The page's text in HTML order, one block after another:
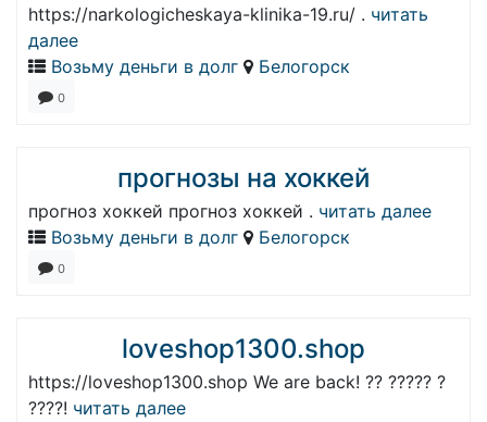
https://narkologicheskaya-klinika-19.ru/ . читать
далее
Возьму деньги в долг
Белогорск
0
прогнозы на хоккей
прогноз хоккей прогноз хоккей . читать далее
Возьму деньги в долг
Белогорск
0
loveshop1300.shop
https://loveshop1300.shop We are back! ?? ????? ?
????! читать далее